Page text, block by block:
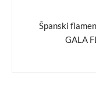
Španski
GALA